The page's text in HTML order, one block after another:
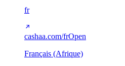
fr
cashaa.com/frOpen
Français (Afrique)